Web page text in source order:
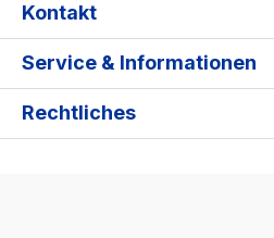
Kontakt
Service & Informationen
Rechtliches